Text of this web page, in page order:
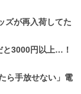
ズが再入荷してた
と3000円以上…！
ら手放せない」電